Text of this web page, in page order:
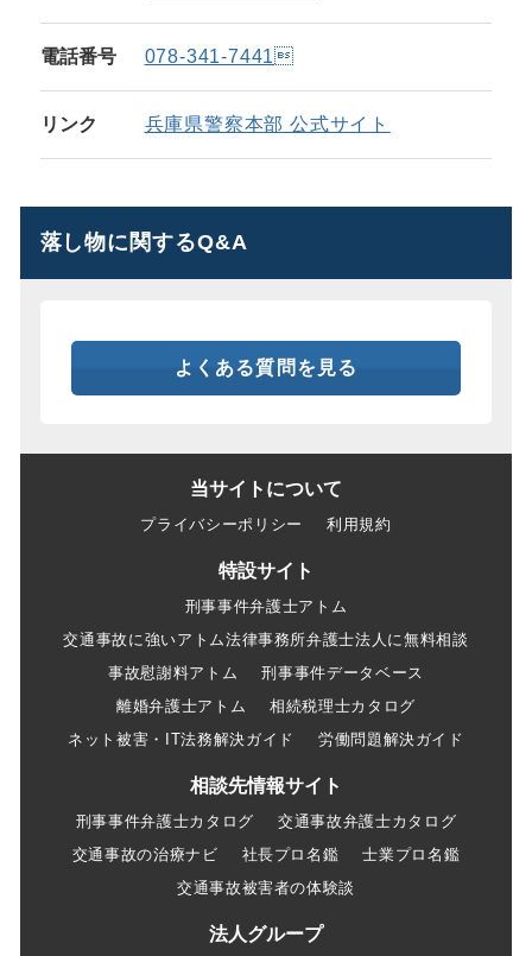
電話番号 078-341-7441
リンク 兵庫県警察本部 公式サイト
落し物に関するQ&A
よくある質問を見る
当サイトについて
プライバシーポリシー 利用規約
特設サイト
刑事事件弁護士アトム
交通事故に強いアトム法律事務所弁護士法人に無料相談
事故慰謝料アトム
刑事事件データベース
離婚弁護士アトム
相続税理士カタログ
ネット被害・IT法務解決ガイド
労働問題解決ガイド
相談先情報サイト
刑事事件弁護士カタログ
交通事故弁護士カタログ
交通事故の治療ナビ
社長プロ名鑑
士業プロ名鑑
交通事故被害者の体験談
法人グループ